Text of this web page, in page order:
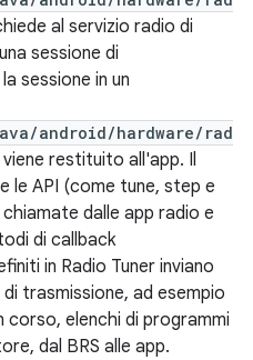
al servizio radio di
sessione di
sessione in un
android/hardware/rad
viene restituito all'app. Il
le API (come tune, step e
dalle app radio e
di callback
in Radio Tuner inviano
trasmissione, ad esempio
corso, elenchi di programmi
dal BRS alle app.